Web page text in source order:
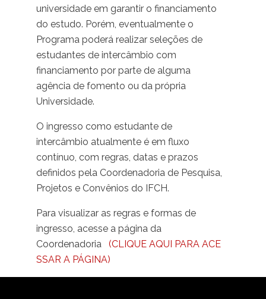
universidade em garantir o financiamento
do estudo. Porém, eventualmente o
Programa poderá realizar seleções de
estudantes de intercâmbio com
financiamento por parte de alguma
agência de fomento ou da própria
Universidade.
O ingresso como estudante de
intercâmbio atualmente é em fluxo
contínuo, com regras, datas e prazos
definidos pela Coordenadoria de Pesquisa,
Projetos e Convênios do IFCH.
Para visualizar as regras e formas de
ingresso, acesse a página da
Coordenadoria
(CLIQUE AQUI PARA ACE
SSAR A PÁGINA)